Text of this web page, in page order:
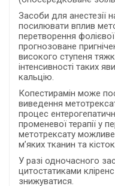
Засоби для анестезії
посилювати вплив
перетворення
прогнозоване
високого ступеня
інтенсивності таких
кальцію.
Копестирамін може
виведення
процес
променевої терапії у
метотрексату
м’яких тканин та
У разі одночасного
цитостатиками
знижуватися.